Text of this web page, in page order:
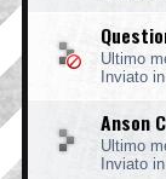
Ultimo
Inviato in
Anson
Ultimo
Inviato in